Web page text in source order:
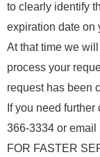
to clearly identify
expiration date on
At that time we
process your
request has been
If you need
366-3334 or email
FOR FASTER